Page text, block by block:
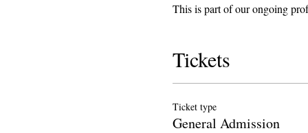
This is part of our ongoing
Tickets
Ticket type
General Admission